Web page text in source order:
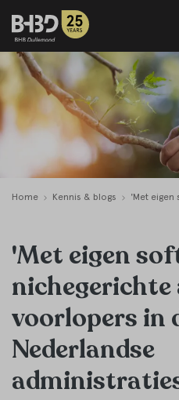
Home Kennis & blogs 'Met eigen software
'Met eigen
nichegerichte
voorlopers in
Nederlandse